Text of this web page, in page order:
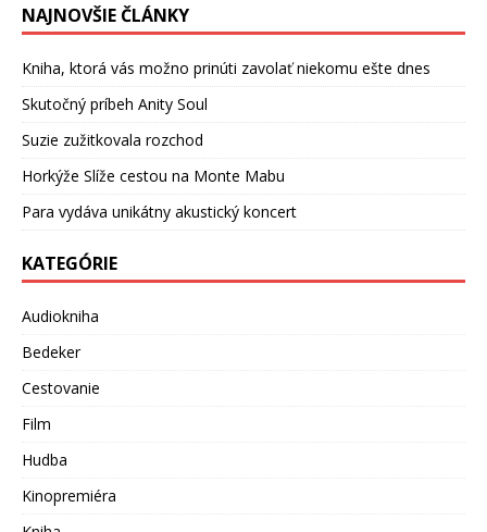
NAJNOVŠIE ČLÁNKY
Kniha, ktorá vás možno prinúti zavolať niekomu ešte dnes
Skutočný príbeh Anity Soul
Suzie zužitkovala rozchod
Horkýže Slíže cestou na Monte Mabu
Para vydáva unikátny akustický koncert
KATEGÓRIE
Audiokniha
Bedeker
Cestovanie
Film
Hudba
Kinopremiéra